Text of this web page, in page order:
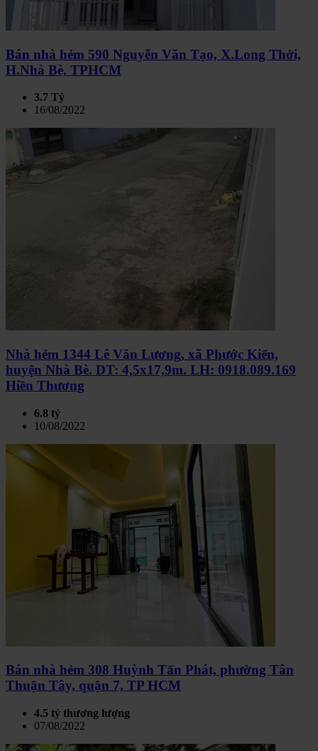
Bán nhà hẻm 590 Nguyễn Văn Tạo, X.Long Thới,
H.Nhà Bè, TPHCM
3.7 Tỷ
16/08/2022
Nhà hẻm 1344 Lê Văn Lương, xã Phước Kiển,
huyện Nhà Bè. DT: 4,5x17,9m. LH: 0918.089.169
Hiền Thương
6.8 tỷ
10/08/2022
Bán nhà hẻm 308 Huỳnh Tấn Phát, phường Tân
Thuận Tây, quận 7, TP HCM
4.5 tỷ thương lượng
07/08/2022